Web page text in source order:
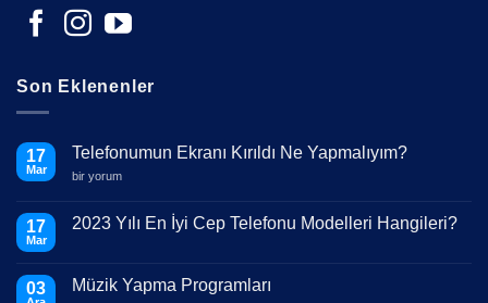
Son Eklenenler
17
Mar
Telefonumun Ekranı Kırıldı Ne Yapmalıyım?
Telefonumun
Ne
Yapmalıyım?
bir yorum
17
Mar
2023 Yılı En İyi Cep Telefonu Modelleri Hangileri?
Yılı
03 Müzik Yapma Programları